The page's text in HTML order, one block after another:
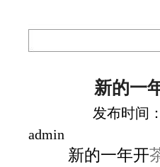
新的一
发布时间
admin
新的一年开